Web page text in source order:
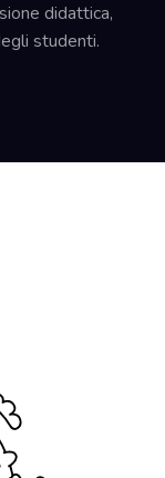
didattica,
studenti.